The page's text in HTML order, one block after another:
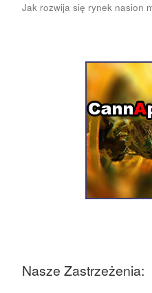
Jak rozwija się rynek nasion
Nasze Zastrzeżenia: